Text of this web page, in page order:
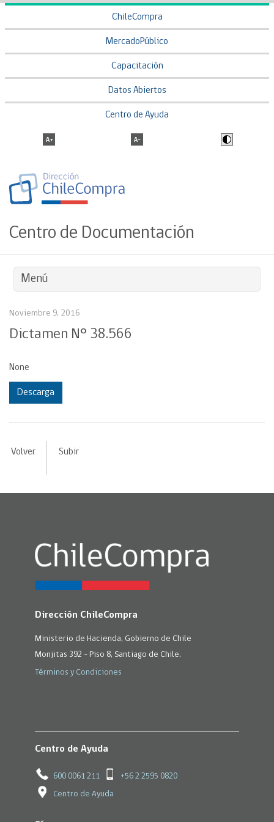
ChileCompra
MercadoPúblico
Capacitación
Datos Abiertos
Centro de Ayuda
Centro de Documentación
Menú
Noviembre 9, 2016
Dictamen N° 38.566
None
Descarga
Volver Subir
Dirección ChileCompra
Ministerio de Hacienda, Gobierno de Chile
Monjitas 392 - Piso 8, Santiago de Chile.
Términos y Condiciones
Centro de Ayuda
600 0061 211 +56 2 2595 0820
Centro de Ayuda